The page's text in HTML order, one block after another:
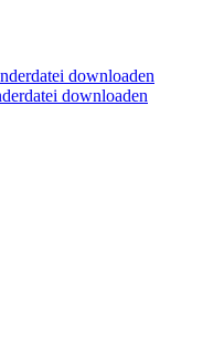
downloaden
downloaden